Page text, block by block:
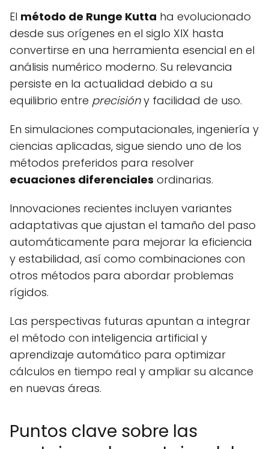
El método de Runge Kutta ha evolucionado
desde sus orígenes en el siglo XIX hasta
convertirse en una herramienta esencial en el
análisis numérico moderno. Su relevancia
persiste en la actualidad debido a su
equilibrio entre precisióny facilidad de uso.
En simulaciones computacionales, ingeniería y
ciencias aplicadas, sigue siendo uno de los
métodos preferidos para resolver
ecuaciones diferenciales ordinarias.
Innovaciones recientes incluyen variantes
adaptativas que ajustan el tamaño del paso
automáticamente para mejorar la eficiencia
y estabilidad, así como combinaciones con
otros métodos para abordar problemas
rígidos.
Las perspectivas futuras apuntan a integrar
el método con inteligencia artificial y
aprendizaje automático para optimizar
cálculos en tiempo real y ampliar su alcance
en nuevas áreas.
Puntos clave sobre las